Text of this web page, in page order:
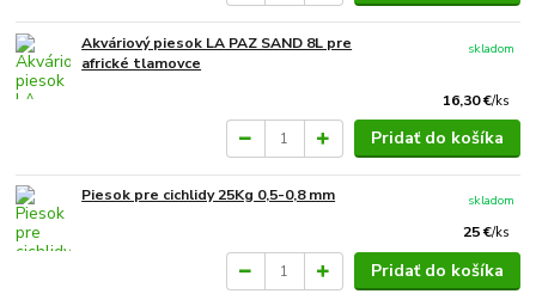
Akváriový piesok LA PAZ SAND 8L pre
africké tlamovce
16,30 €/ks
skladom
Pridať do košíka
Piesok pre cichlidy 25Kg 0,5-0,8 mm
25 €/ks
skladom
Pridať do košíka